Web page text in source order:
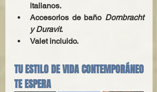
italianos.
Accesorios de baño Dornbracht
y Duravit.
Valet incluido.
TU ESTILO DE VIDA CONTEMPORÁNEO
TE ESPERA